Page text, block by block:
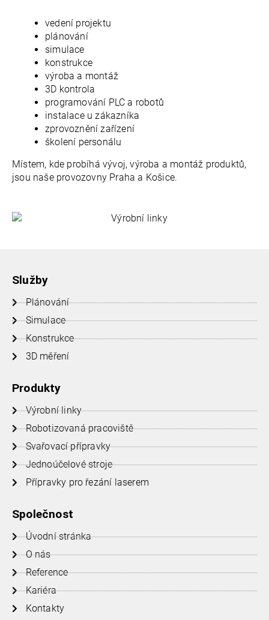
vedení projektu
plánování
simulace
konstrukce
výroba a montáž
3D kontrola
programování PLC a robotů
instalace u zákazníka
zprovoznění zařízení
školení personálu
Místem, kde probíhá vývoj, výroba a montáž produktů,
jsou naše provozovny Praha a Košice.
Služby
Plánování
Simulace
Konstrukce
3D měření
Produkty
Výrobní linky
Robotizovaná pracoviště
Svařovací přípravky
Jednoúčelové stroje
Přípravky pro řezání laserem
Společnost
Úvodní stránka
O nás
Reference
Kariéra
Kontakty